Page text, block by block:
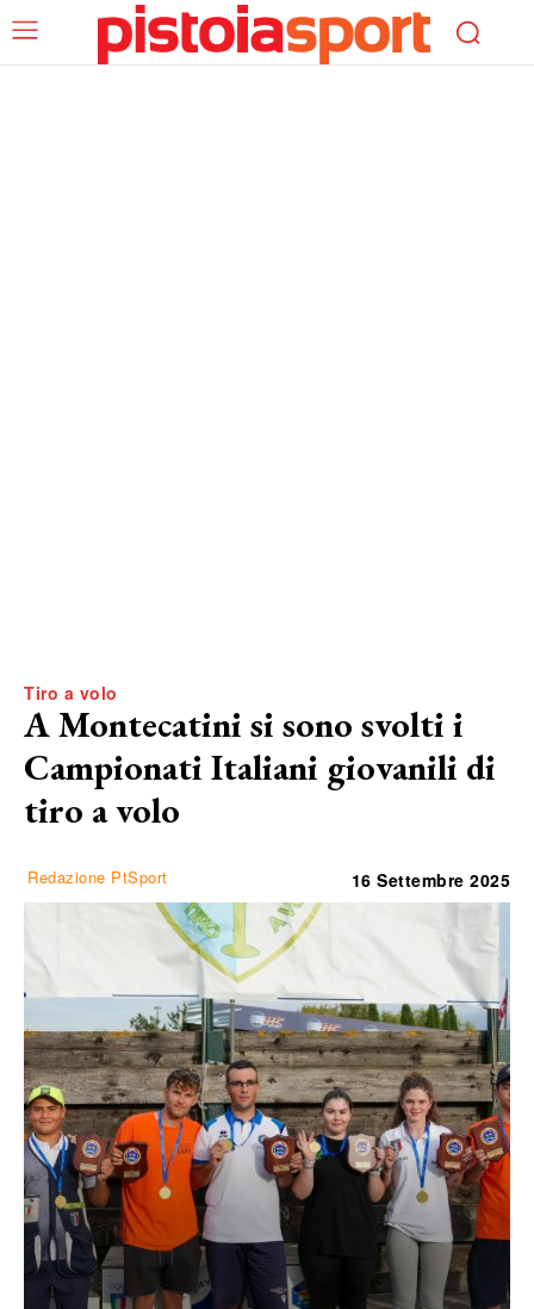
Tiro a volo
A Montecatini si sono svolti i
Campionati Italiani giovanili di
tiro a volo
Redazione PtSport 16 Settembre 2025